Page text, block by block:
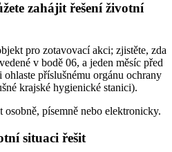
zahájit řešení životní
pro zotavovací akci; zjistěte, zda
v bodě 06, a jeden měsíc před
příslušnému orgánu ochrany
krajské hygienické stanici).
písemně nebo elektronicky.
situaci řešit